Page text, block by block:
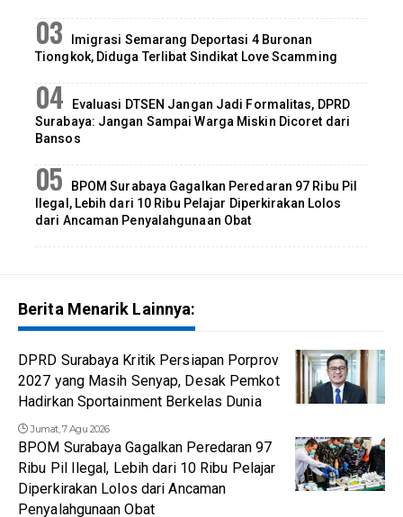
Imigrasi Semarang Deportasi 4 Buronan
Tiongkok, Diduga Terlibat Sindikat Love Scamming
Evaluasi DTSEN Jangan Jadi Formalitas, DPRD
Surabaya: Jangan Sampai Warga Miskin Dicoret dari
Bansos
BPOM Surabaya Gagalkan Peredaran 97 Ribu Pil
Ilegal, Lebih dari 10 Ribu Pelajar Diperkirakan Lolos
dari Ancaman Penyalahgunaan Obat
Berita Menarik Lainnya:
DPRD Surabaya Kritik Persiapan Porprov
2027 yang Masih Senyap, Desak Pemkot
Hadirkan Sportainment Berkelas Dunia
Jumat, 7 Agu 2026
BPOM Surabaya Gagalkan Peredaran 97
Ribu Pil Ilegal, Lebih dari 10 Ribu Pelajar
Diperkirakan Lolos dari Ancaman
Penyalahgunaan Obat